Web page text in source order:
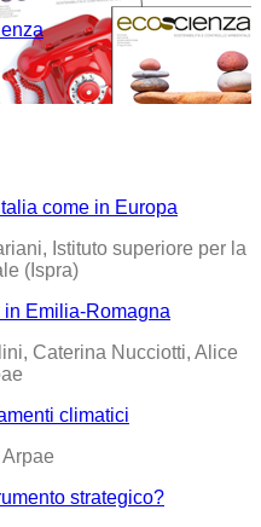
come in Europa
Istituto superiore per la
(Ispra)
Emilia-Romagna
Caterina Nucciotti, Alice
climatici
strategico?